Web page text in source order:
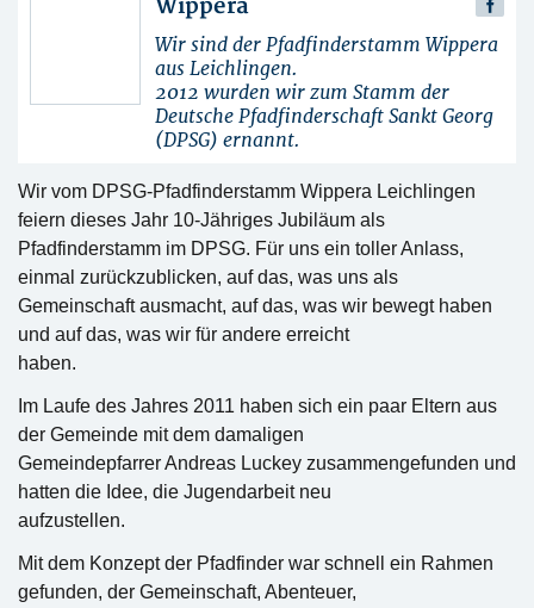
Wippera
Wir sind der Pfadfinderstamm Wippera
aus Leichlingen.
2012 wurden wir zum Stamm der
Deutsche Pfadfinderschaft Sankt Georg
(DPSG) ernannt.
Wir vom DPSG-Pfadfinderstamm Wippera Leichlingen
feiern dieses Jahr 10-Jähriges Jubiläum als
Pfadfinderstamm im DPSG. Für uns ein toller Anlass,
einmal zurückzublicken, auf das, was uns als
Gemeinschaft ausmacht, auf das, was wir bewegt haben
und auf das, was wir für andere erreicht
haben.
Im Laufe des Jahres 2011 haben sich ein paar Eltern aus
der Gemeinde mit dem damaligen
Gemeindepfarrer Andreas Luckey zusammengefunden und
hatten die Idee, die Jugendarbeit neu
aufzustellen.
Mit dem Konzept der Pfadfinder war schnell ein Rahmen
gefunden, der Gemeinschaft, Abenteuer,